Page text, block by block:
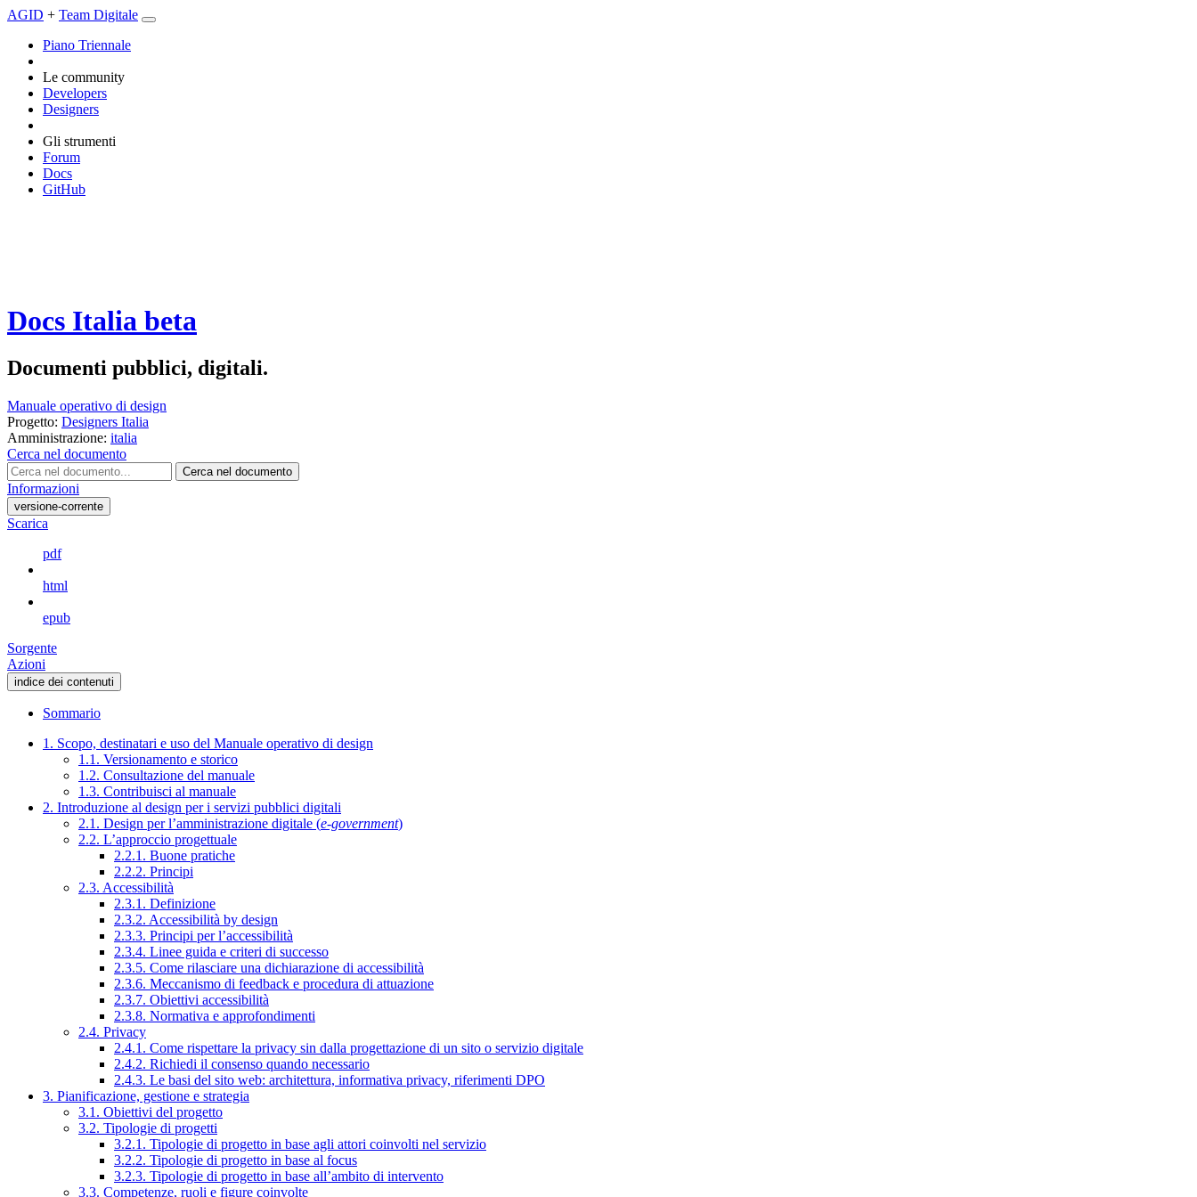
AGID + Team Digitale
Piano Triennale
Le community
Developers
Designers
Gli strumenti
Forum
Docs
GitHub
Docs Italia beta
Documenti pubblici, digitali.
Manuale operativo di design
Progetto: Designers Italia
Amministrazione: italia
Cerca nel documento
Cerca nel documento
Informazioni
versione-corrente
Scarica
pdf
html
epub
Sorgente
Azioni
indice dei contenuti
Sommario
1. Scopo, destinatari e uso del Manuale operativo di design
1.1. Versionamento e storico
1.2. Consultazione del manuale
1.3. Contribuisci al manuale
2. Introduzione al design per i servizi pubblici digitali
2.1. Design per l’amministrazione digitale (e-government)
2.2. L’approccio progettuale
2.2.1. Buone pratiche
2.2.2. Principi
2.3. Accessibilità
2.3.1. Definizione
2.3.2. Accessibilità by design
2.3.3. Principi per l’accessibilità
2.3.4. Linee guida e criteri di successo
2.3.5. Come rilasciare una dichiarazione di accessibilità
2.3.6. Meccanismo di feedback e procedura di attuazione
2.3.7. Obiettivi accessibilità
2.3.8. Normativa e approfondimenti
2.4. Privacy
2.4.1. Come rispettare la privacy sin dalla progettazione di un sito o servizio digitale
2.4.2. Richiedi il consenso quando necessario
2.4.3. Le basi del sito web: architettura, informativa privacy, riferimenti DPO
3. Pianificazione, gestione e strategia
3.1. Obiettivi del progetto
3.2. Tipologie di progetti
3.2.1. Tipologie di progetto in base agli attori coinvolti nel servizio
3.2.2. Tipologie di progetto in base al focus
3.2.3. Tipologie di progetto in base all’ambito di intervento
3.3. Competenze, ruoli e figure coinvolte